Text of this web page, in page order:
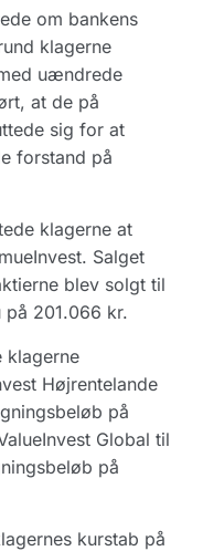
om bankens
klagerne
uændrede
at de på
sig for at
forstand på
klagerne at
Salget
blev solgt til
201.066 kr.
klagerne
Højrentelande
på
Global til
på
kurstab på